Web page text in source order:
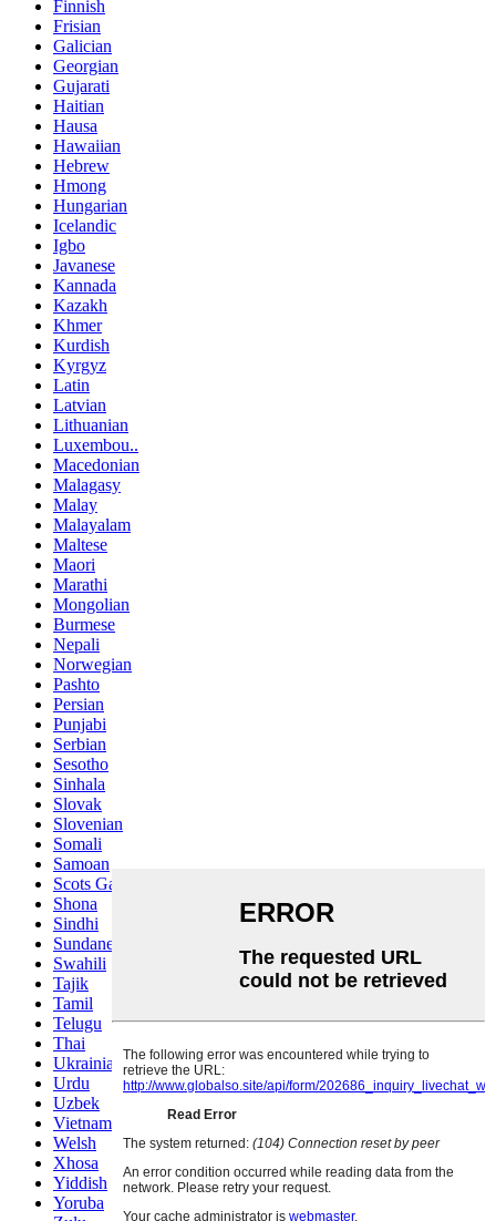
Finnish
Frisian
Galician
Georgian
Gujarati
Haitian
Hausa
Hawaiian
Hebrew
Hmong
Hungarian
Icelandic
Igbo
Javanese
Kannada
Kazakh
Khmer
Kurdish
Kyrgyz
Latin
Latvian
Lithuanian
Luxembou..
Macedonian
Malagasy
Malay
Malayalam
Maltese
Maori
Marathi
Mongolian
Burmese
Nepali
Norwegian
Pashto
Persian
Punjabi
Serbian
Sesotho
Sinhala
Slovak
Slovenian
Somali
Samoan
Scots Gaelic
Shona
Sindhi
Sundanese
Swahili
Tajik
Tamil
Telugu
Thai
Ukrainian
Urdu
Uzbek
Vietnamese
Welsh
Xhosa
Yiddish
Yoruba